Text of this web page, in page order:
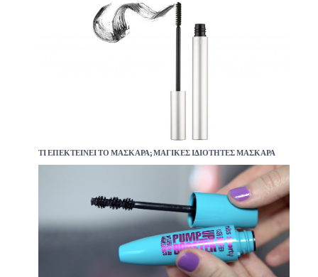
ΤΙ ΕΠΕΚΤΕΊΝΕΙ ΤΟ ΜΆΣΚΑΡΑ; ΜΑΓΙΚΈΣ ΙΔΙΌΤΗΤΕΣ ΜΆΣΚΑΡΑ